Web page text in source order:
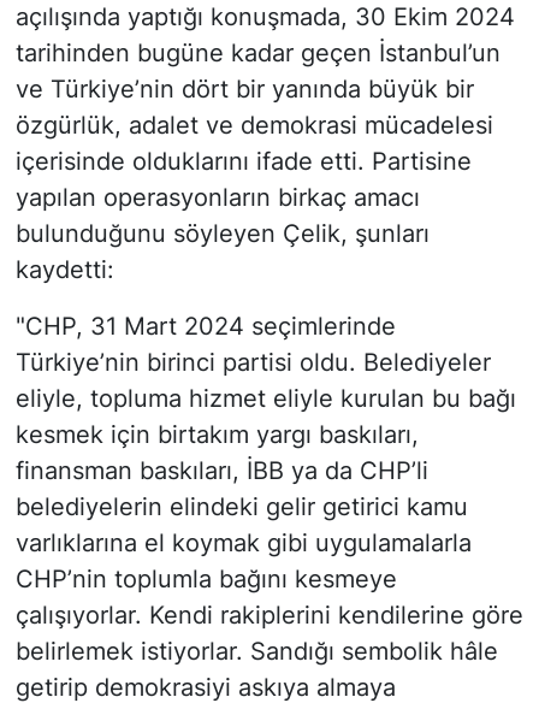
açılışında yaptığı konuşmada, 30 Ekim 2024
tarihinden bugüne kadar geçen İstanbul’un
ve Türkiye’nin dört bir yanında büyük bir
özgürlük, adalet ve demokrasi mücadelesi
içerisinde olduklarını ifade etti. Partisine
yapılan operasyonların birkaç amacı
bulunduğunu söyleyen Çelik, şunları
kaydetti:
"CHP, 31 Mart 2024 seçimlerinde
Türkiye’nin birinci partisi oldu. Belediyeler
eliyle, topluma hizmet eliyle kurulan bu bağı
kesmek için birtakım yargı baskıları,
finansman baskıları, İBB ya da CHP’li
belediyelerin elindeki gelir getirici kamu
varlıklarına el koymak gibi uygulamalarla
CHP’nin toplumla bağını kesmeye
çalışıyorlar. Kendi rakiplerini kendilerine göre
belirlemek istiyorlar. Sandığı sembolik hâle
getirip demokrasiyi askıya almaya